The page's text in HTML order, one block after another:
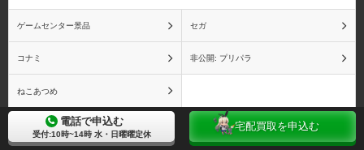
カウボーイビバップ かのこん
ゲームセンター景品 セガ
コナミ 非公開: プリパラ
ねこあつめ
一番くじ 電話で申込む
受付:10時~14時 水・日曜曜定休
宅配買取を申込む